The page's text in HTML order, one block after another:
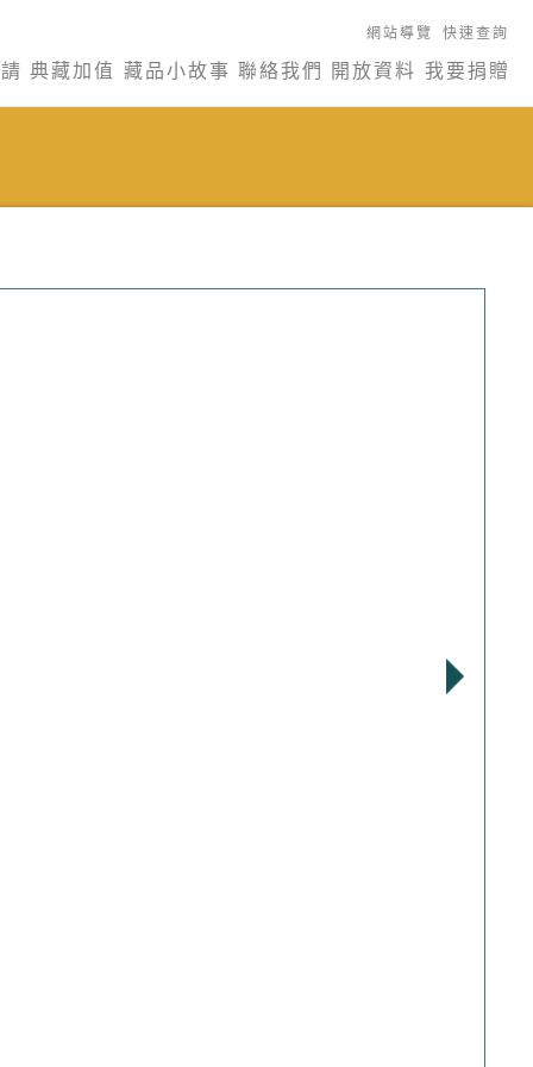
網站導覽 快速查詢
典藏加值 藏品小故事 聯絡我們 開放資料 我要捐贈